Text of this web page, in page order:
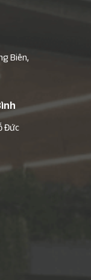
Biên,
Đức